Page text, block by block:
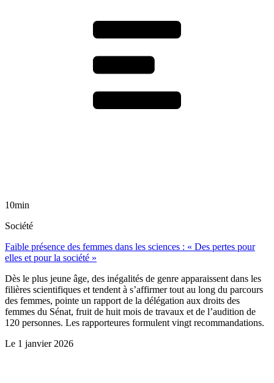
10min
Société
Faible présence des femmes dans les sciences : « Des pertes pour
elles et pour la société »
Dès le plus jeune âge, des inégalités de genre apparaissent dans les
filières scientifiques et tendent à s’affirmer tout au long du parcours
des femmes, pointe un rapport de la délégation aux droits des
femmes du Sénat, fruit de huit mois de travaux et de l’audition de
120 personnes. Les rapporteures formulent vingt recommandations.
Le 1 janvier 2026